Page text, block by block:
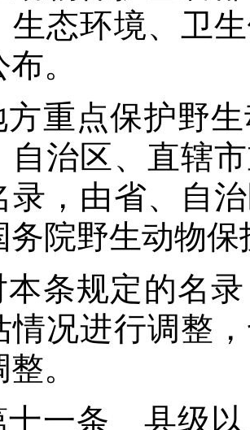
生态环境、卫
。
方重点保护野
自治区、直辖
录，由省、自
务院野生动物
本条规定的名
情况进行调整
。
十一条 县级以